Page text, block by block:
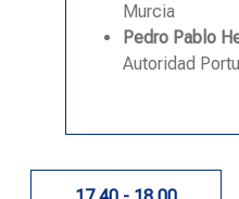
Murcia
Pedro Pablo
Autoridad